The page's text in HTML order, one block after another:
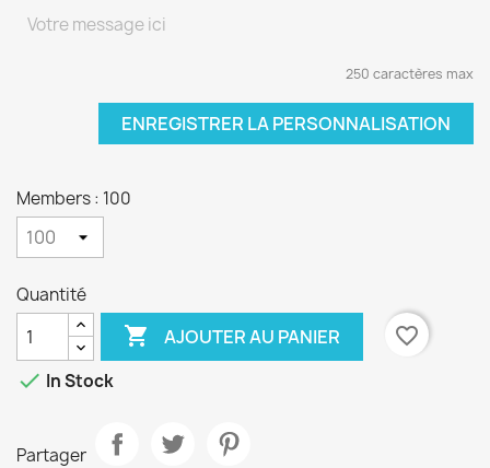
250 caractères max
ENREGISTRER LA PERSONNALISATION
Members : 100
Quantité
 AJOUTER AU PANIER
favorite_border
 In Stock
Partager